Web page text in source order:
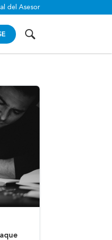
del Asesor